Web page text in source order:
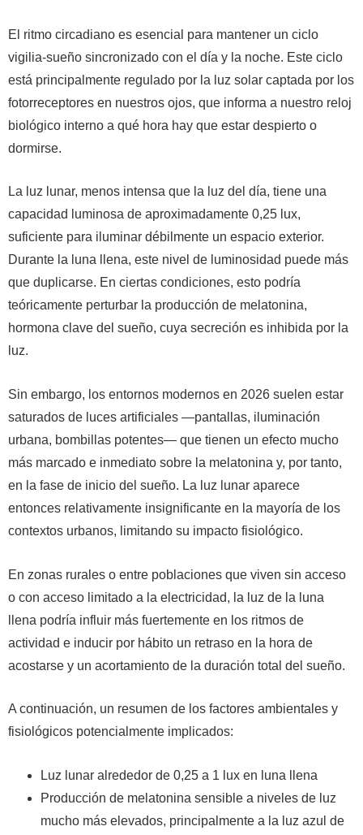
El ritmo circadiano es esencial para mantener un ciclo
vigilia-sueño sincronizado con el día y la noche. Este ciclo
está principalmente regulado por la luz solar captada por los
fotorreceptores en nuestros ojos, que informa a nuestro reloj
biológico interno a qué hora hay que estar despierto o
dormirse.
La luz lunar, menos intensa que la luz del día, tiene una
capacidad luminosa de aproximadamente 0,25 lux,
suficiente para iluminar débilmente un espacio exterior.
Durante la luna llena, este nivel de luminosidad puede más
que duplicarse. En ciertas condiciones, esto podría
teóricamente perturbar la producción de melatonina,
hormona clave del sueño, cuya secreción es inhibida por la
luz.
Sin embargo, los entornos modernos en 2026 suelen estar
saturados de luces artificiales —pantallas, iluminación
urbana, bombillas potentes— que tienen un efecto mucho
más marcado e inmediato sobre la melatonina y, por tanto,
en la fase de inicio del sueño. La luz lunar aparece
entonces relativamente insignificante en la mayoría de los
contextos urbanos, limitando su impacto fisiológico.
En zonas rurales o entre poblaciones que viven sin acceso
o con acceso limitado a la electricidad, la luz de la luna
llena podría influir más fuertemente en los ritmos de
actividad e inducir por hábito un retraso en la hora de
acostarse y un acortamiento de la duración total del sueño.
A continuación, un resumen de los factores ambientales y
fisiológicos potencialmente implicados:
Luz lunar alrededor de 0,25 a 1 lux en luna llena
Producción de melatonina sensible a niveles de luz
mucho más elevados, principalmente a la luz azul de